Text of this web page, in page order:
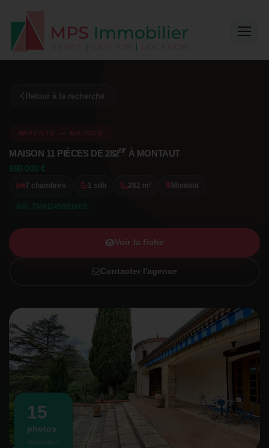
Retour à la recherche
VENTE — MAISON
MAISON 11 PIÈCES DE 282 M² À MONTAUT
690 000 €
7 chambres 1 sdb 282 m² Montaut
Réf. TMAI245881609
Voir la fiche
Contacter l'agence
15
photos
disponibles